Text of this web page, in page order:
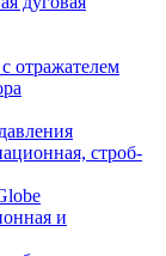
отражателем
строб-
и